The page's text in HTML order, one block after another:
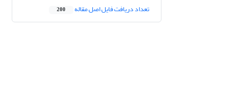
تعداد دریافت فایل اصل مقاله 200